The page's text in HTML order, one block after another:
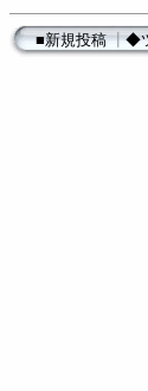
■新規投稿┃◆